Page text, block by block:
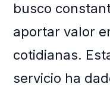
busco
aportar valor
cotidianas.
servicio ha